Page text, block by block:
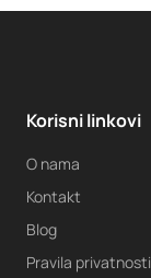
Korisni linkovi
O nama
Kontakt
Blog
Pravila privatnosti